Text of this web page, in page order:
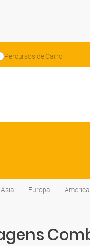
Percursos de Carro
Ásia Europa America